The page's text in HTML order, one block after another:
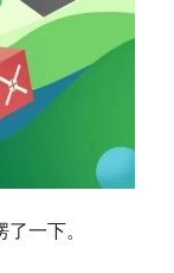
一下。